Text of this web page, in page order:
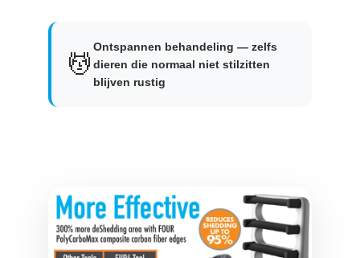
💆
Ontspannen behandeling — zelfs
dieren die normaal niet stilzitten
blijven rustig